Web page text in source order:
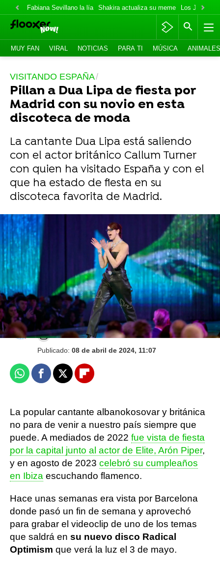
Fabiana Sevillano la lía Shakira actualiza su meme Los Jonas
MUY FAN VIRAL NOTICIAS PARA TI MÚSICA ANIMALES
VISITANDO ESPAÑA
Pillan a Dua Lipa de fiesta por
Madrid con su novio en esta
discoteca de moda
La cantante Dua Lipa está saliendo
con el actor británico Callum Turner
con quien ha visitado España y con el
que ha estado de fiesta en su
discoteca favorita de Madrid.
La letra de Training Season de Dua Lipa: un
derroche de autoestima y seguridad en una
misma
Juan Ceñal
Publicado: 08 de abril de 2024, 11:07
WhatsappFacebook
X Flipboard
La popular cantante albanokosovar y británica
no para de venir a nuestro país siempre que
puede. A mediados de 2022 fue vista de fiesta
por la capital junto al actor de Elite, Arón Piper,
y en agosto de 2023 celebró su cumpleaños
en Ibiza escuchando flamenco.
Hace unas semanas era vista por Barcelona
donde pasó un fin de semana y aprovechó
para grabar el videoclip de uno de los temas
que saldrá en su nuevo disco Radical
Optimism que verá la luz el 3 de mayo.